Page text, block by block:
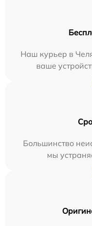
Наш курьер в
ваше
Большинство
мы